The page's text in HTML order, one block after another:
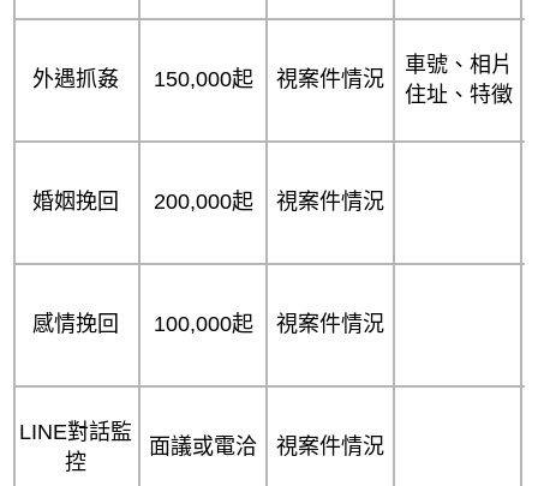
外遇抓姦 150,000起 視案件情況
車號、相片
住址、特徵
婚姻挽回 200,000起 視案件情況
感情挽回 100,000起 視案件情況
LINE對話監
控
面議或電洽 視案件情況